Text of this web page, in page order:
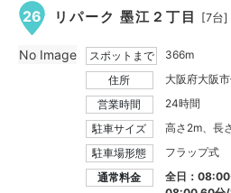
26 リパーク 墨江２丁目 [7台]
スポットまで
366m
住所
大阪府大阪
営業時間
24時間
駐車サイズ
高さ2m、長
駐車場形態
フラップ式
通常料金
全日：
No Image